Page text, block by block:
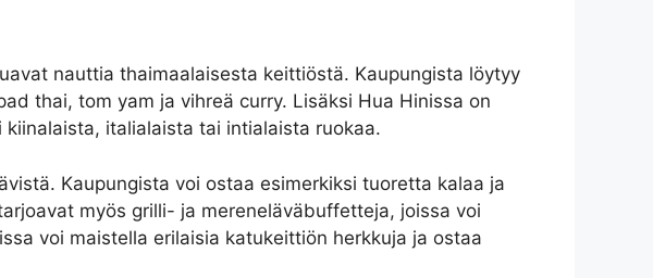
nauttia thaimaalaisesta keittiöstä. Kaupungista löytyy
thai, tom yam ja vihreä curry. Lisäksi Hua Hinissa on
italialaista tai intialaista ruokaa.
Kaupungista voi ostaa esimerkiksi tuoretta kalaa ja
myös grilli- ja mereneläväbuffetteja, joissa voi
voi maistella erilaisia katukeittiön herkkuja ja ostaa